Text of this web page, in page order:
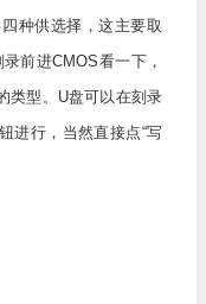
种供选择，这主要取
前进CMOS看一下，
类型。U盘可以在刻录
进行，当然直接点“写